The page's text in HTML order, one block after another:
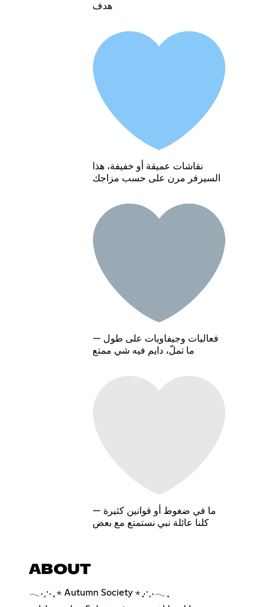
هدف
نقاشات عميقة أو خفيفة، هذا
السيرفر مرن على حسب مزاجك
فعاليات وجيفاويات على طول —
ما تملّ، دايم فيه شي ممتع
ما في ضغوط أو قوانين كثيرة —
كلنا عائلة نبي نستمتع مع بعض
ABOUT
𓂃˖˳·˖ ִֶָ ⋆ Autumn Society ⋆ ִֶָ˖·˳˖𓂃 ִֶָ